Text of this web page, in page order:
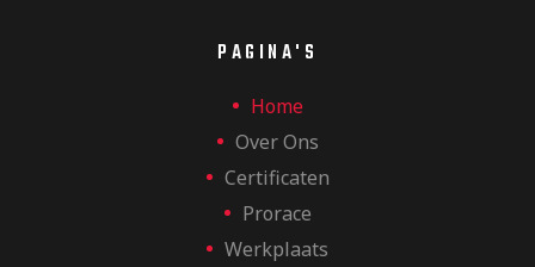
PAGINA'S
Home
Over Ons
Certificaten
Prorace
Werkplaats